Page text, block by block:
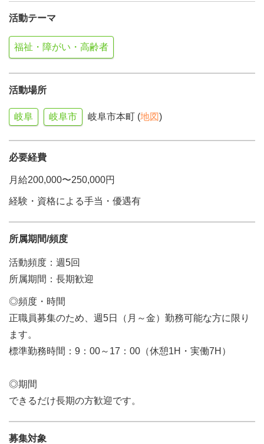
活動テーマ
福祉・障がい・高齢者
活動場所
岐阜 岐阜市 岐阜市本町 (地図)
必要経費
月給200,000〜250,000円
経験・資格による手当・優遇有
所属期間/頻度
活動頻度：週5回
所属期間：長期歓迎
◎頻度・時間
正職員募集のため、週5日（月～金）勤務可能な方に限り
ます。
標準勤務時間：9：00～17：00（休憩1H・実働7H）
◎期間
できるだけ長期の方歓迎です。
募集対象